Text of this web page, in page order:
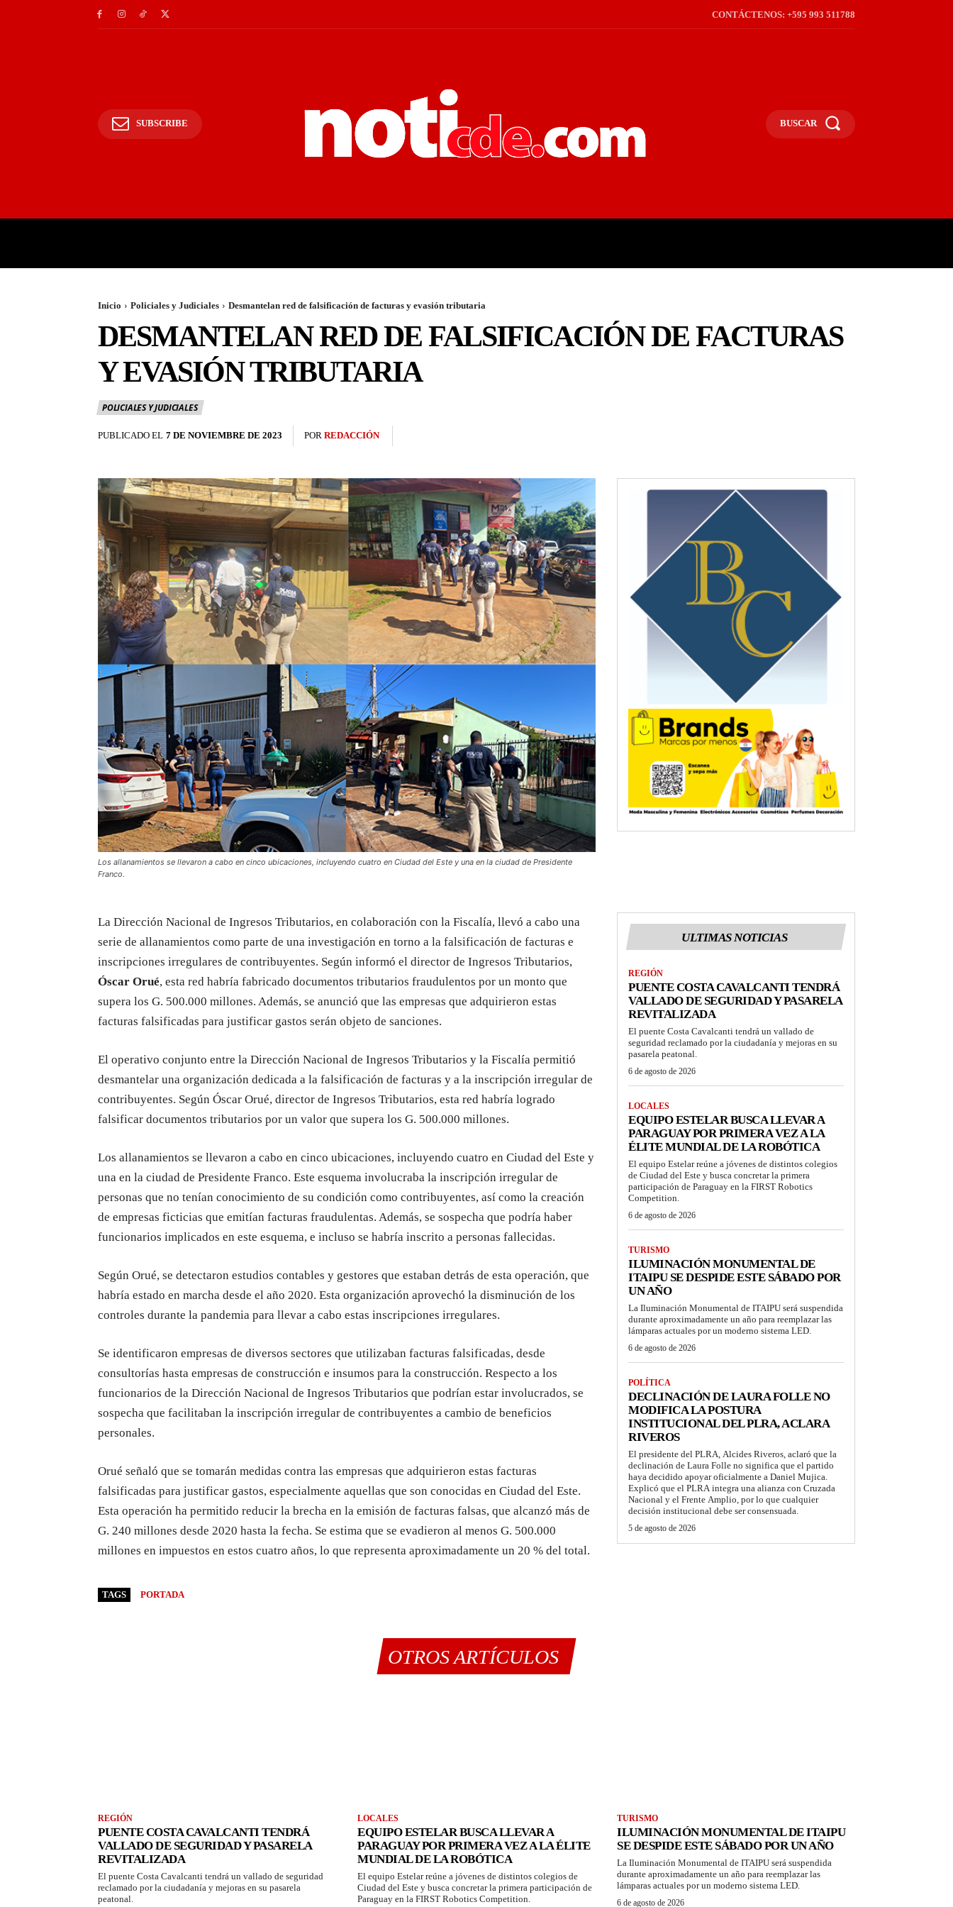
CONTÁCTENOS: +595 993 511788
SUBSCRIBE BUSCAR
Inicio Policiales y Judiciales Desmantelan red de falsificación de facturas y evasión tributaria
DESMANTELAN RED DE FALSIFICACIÓN DE FACTURAS
Y EVASIÓN TRIBUTARIA
POLICIALES Y JUDICIALES
PUBLICADO EL 7 DE NOVIEMBRE DE 2023 POR REDACCIÓN
Los allanamientos se llevaron a cabo en cinco ubicaciones, incluyendo cuatro en Ciudad del Este y una en la ciudad de Presidente
Franco.
La Dirección Nacional de Ingresos Tributarios, en colaboración con la Fiscalía, llevó a cabo una
serie de allanamientos como parte de una investigación en torno a la falsificación de facturas e
inscripciones irregulares de contribuyentes. Según informó el director de Ingresos Tributarios,
Óscar Orué, esta red habría fabricado documentos tributarios fraudulentos por un monto que
supera los G. 500.000 millones. Además, se anunció que las empresas que adquirieron estas
facturas falsificadas para justificar gastos serán objeto de sanciones.
El operativo conjunto entre la Dirección Nacional de Ingresos Tributarios y la Fiscalía permitió
desmantelar una organización dedicada a la falsificación de facturas y a la inscripción irregular de
contribuyentes. Según Óscar Orué, director de Ingresos Tributarios, esta red habría logrado
falsificar documentos tributarios por un valor que supera los G. 500.000 millones.
Los allanamientos se llevaron a cabo en cinco ubicaciones, incluyendo cuatro en Ciudad del Este y
una en la ciudad de Presidente Franco. Este esquema involucraba la inscripción irregular de
personas que no tenían conocimiento de su condición como contribuyentes, así como la creación
de empresas ficticias que emitían facturas fraudulentas. Además, se sospecha que podría haber
funcionarios implicados en este esquema, e incluso se habría inscrito a personas fallecidas.
Según Orué, se detectaron estudios contables y gestores que estaban detrás de esta operación, que
habría estado en marcha desde el año 2020. Esta organización aprovechó la disminución de los
controles durante la pandemia para llevar a cabo estas inscripciones irregulares.
Se identificaron empresas de diversos sectores que utilizaban facturas falsificadas, desde
consultorías hasta empresas de construcción e insumos para la construcción. Respecto a los
funcionarios de la Dirección Nacional de Ingresos Tributarios que podrían estar involucrados, se
sospecha que facilitaban la inscripción irregular de contribuyentes a cambio de beneficios
personales.
Orué señaló que se tomarán medidas contra las empresas que adquirieron estas facturas
falsificadas para justificar gastos, especialmente aquellas que son conocidas en Ciudad del Este.
Esta operación ha permitido reducir la brecha en la emisión de facturas falsas, que alcanzó más de
G. 240 millones desde 2020 hasta la fecha. Se estima que se evadieron al menos G. 500.000
millones en impuestos en estos cuatro años, lo que representa aproximadamente un 20 % del total.
TAGS PORTADA
ULTIMAS NOTICIAS
REGIÓN
PUENTE COSTA CAVALCANTI TENDRÁ
VALLADO DE SEGURIDAD Y PASARELA
REVITALIZADA
El puente Costa Cavalcanti tendrá un vallado de
seguridad reclamado por la ciudadanía y mejoras en su
pasarela peatonal.
6 de agosto de 2026
LOCALES
EQUIPO ESTELAR BUSCA LLEVAR A
PARAGUAY POR PRIMERA VEZ A LA
ÉLITE MUNDIAL DE LA ROBÓTICA
El equipo Estelar reúne a jóvenes de distintos colegios
de Ciudad del Este y busca concretar la primera
participación de Paraguay en la FIRST Robotics
Competition.
6 de agosto de 2026
TURISMO
ILUMINACIÓN MONUMENTAL DE
ITAIPU SE DESPIDE ESTE SÁBADO POR
UN AÑO
La Iluminación Monumental de ITAIPU será suspendida
durante aproximadamente un año para reemplazar las
lámparas actuales por un moderno sistema LED.
6 de agosto de 2026
POLÍTICA
DECLINACIÓN DE LAURA FOLLE NO
MODIFICA LA POSTURA
INSTITUCIONAL DEL PLRA, ACLARA
RIVEROS
El presidente del PLRA, Alcides Riveros, aclaró que la
declinación de Laura Folle no significa que el partido
haya decidido apoyar oficialmente a Daniel Mujica.
Explicó que el PLRA integra una alianza con Cruzada
Nacional y el Frente Amplio, por lo que cualquier
decisión institucional debe ser consensuada.
5 de agosto de 2026
OTROS ARTÍCULOS
REGIÓN
PUENTE COSTA CAVALCANTI TENDRÁ
VALLADO DE SEGURIDAD Y PASARELA
REVITALIZADA
El puente Costa Cavalcanti tendrá un vallado de seguridad
reclamado por la ciudadanía y mejoras en su pasarela
peatonal.
LOCALES
EQUIPO ESTELAR BUSCA LLEVAR A
PARAGUAY POR PRIMERA VEZ A LA ÉLITE
MUNDIAL DE LA ROBÓTICA
El equipo Estelar reúne a jóvenes de distintos colegios de
Ciudad del Este y busca concretar la primera participación de
Paraguay en la FIRST Robotics Competition.
TURISMO
ILUMINACIÓN MONUMENTAL DE ITAIPU
SE DESPIDE ESTE SÁBADO POR UN AÑO
La Iluminación Monumental de ITAIPU será suspendida
durante aproximadamente un año para reemplazar las
lámparas actuales por un moderno sistema LED.
6 de agosto de 2026